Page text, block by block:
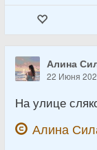
Алина
22 Июня
На улице
Алина